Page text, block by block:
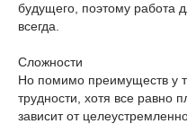
будущего, поэтому работа
всегда.
Сложности
Но помимо преимуществ у
трудности, хотя все равно
зависит от